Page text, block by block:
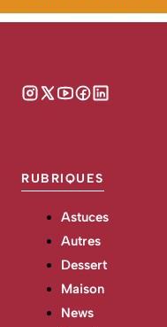
RUBRIQUES
Astuces
Autres
Dessert
Maison
News